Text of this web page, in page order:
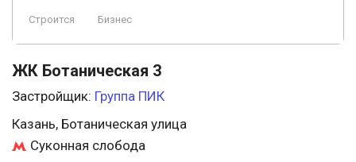
Строится Бизнес
ЖК Ботаническая 3
Застройщик: Группа ПИК
Казань, Ботаническая улица
Суконная слобода